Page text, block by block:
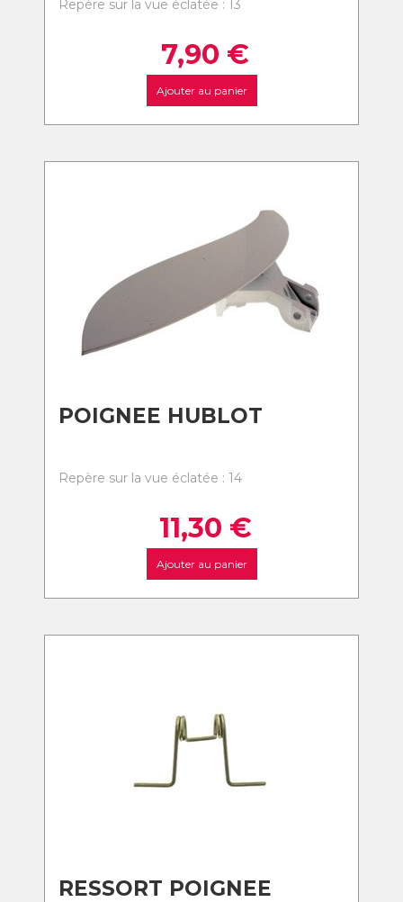
Repère sur la vue éclatée : 13
7,90 €
Ajouter au panier
POIGNEE HUBLOT
Repère sur la vue éclatée : 14
11,30 €
Ajouter au panier
RESSORT POIGNEE